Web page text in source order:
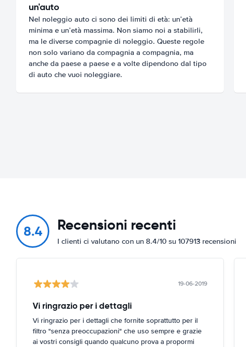
un'auto
Nel noleggio auto ci sono dei limiti di età: un’età
minima e un’età massima. Non siamo noi a stabilirli,
ma le diverse compagnie di noleggio. Queste regole
non solo variano da compagnia a compagnia, ma
anche da paese a paese e a volte dipendono dal tipo
di auto che vuoi noleggiare.
8.4 Recensioni recenti
I clienti ci valutano con un 8.4/10 su 107913 recensioni
19-06-2019
Vi ringrazio per i dettagli
Vi ringrazio per i dettagli che fornite soprattutto per il
filtro "senza preoccupazioni" che uso sempre e grazie
ai vostri consigli quando qualcuno prova a propormi